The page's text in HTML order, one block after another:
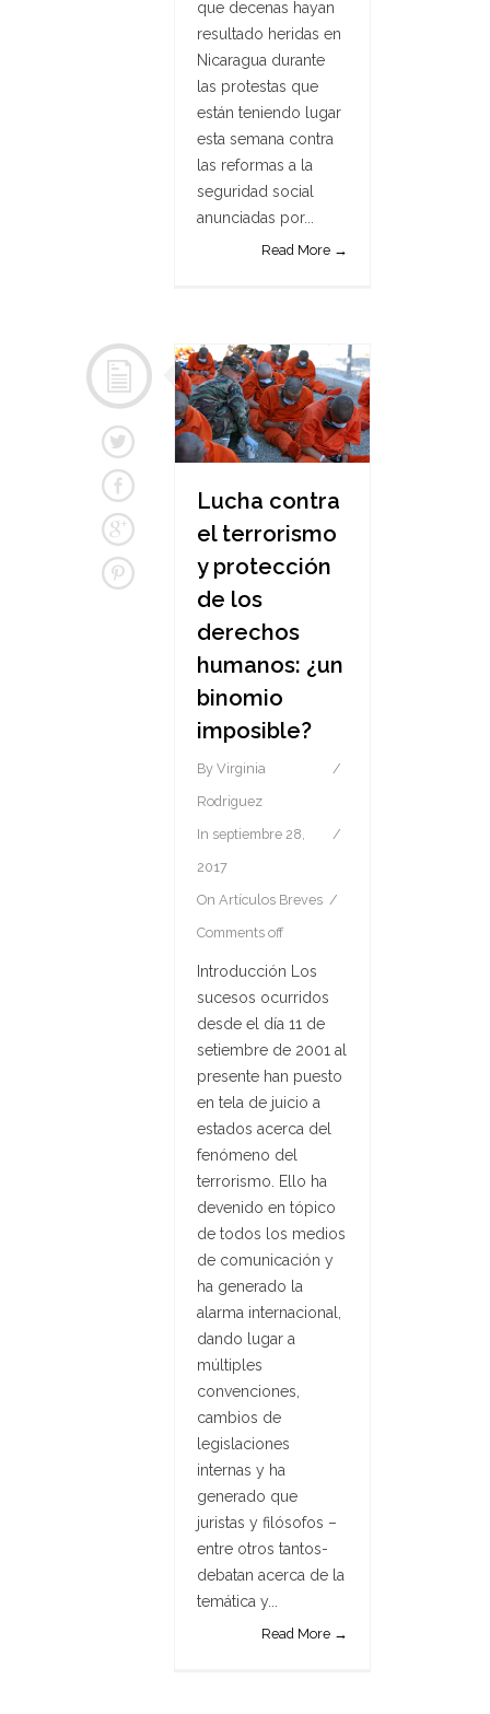
que decenas hayan
resultado heridas en
Nicaragua durante
las protestas que
están teniendo lugar
esta semana contra
las reformas a la
seguridad social
anunciadas por...
Read More →
Lucha contra
el terrorismo
y protección
de los
derechos
humanos: ¿un
binomio
imposible?
By Virginia
Rodriguez
In septiembre 28,
2017
On Artículos Breves
Comments off
Introducción Los
sucesos ocurridos
desde el día 11 de
setiembre de 2001 al
presente han puesto
en tela de juicio a
estados acerca del
fenómeno del
terrorismo. Ello ha
devenido en tópico
de todos los medios
de comunicación y
ha generado la
alarma internacional,
dando lugar a
múltiples
convenciones,
cambios de
legislaciones
internas y ha
generado que
juristas y filósofos –
entre otros tantos-
debatan acerca de la
temática y...
Read More →